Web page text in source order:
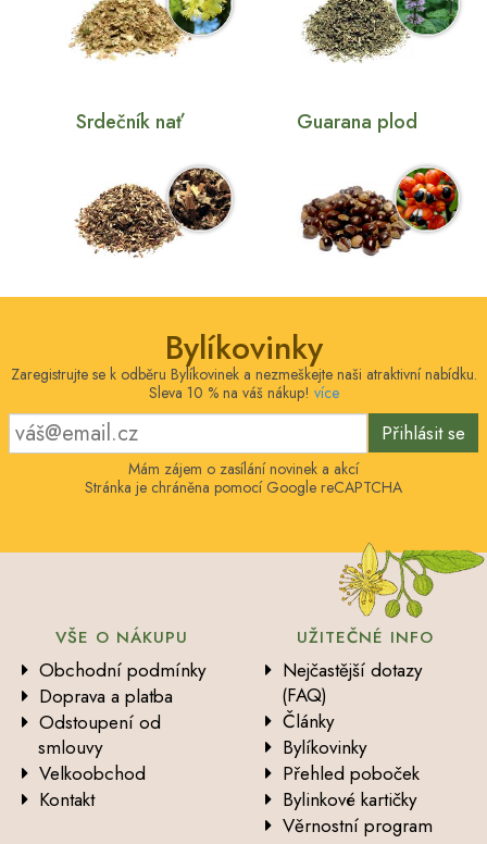
Srdečník nať Guarana plod
Bylíkovinky
Zaregistrujte se k odběru Bylíkovinek a nezmeškejte naši atraktivní nabídku.
Sleva 10 % na váš nákup! více
Přihlásit se
Mám zájem o zasílání novinek a akcí
Stránka je chráněna pomocí Google reCAPTCHA
VŠE O NÁKUPU
Obchodní podmínky
Doprava a platba
Odstoupení od
smlouvy
Velkoobchod
Kontakt
UŽITEČNÉ INFO
Nejčastější dotazy
(FAQ)
Články
Bylíkovinky
Přehled poboček
Bylinkové kartičky
Věrnostní program